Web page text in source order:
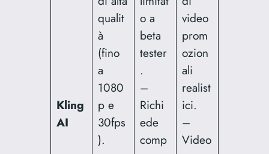
Kling
AI
qualit
à
(fino
a
1080
p e
30fps
).
o a
beta
tester
.
–
Richi
ede
comp
video
prom
ozion
ali
realist
ici.
–
Video